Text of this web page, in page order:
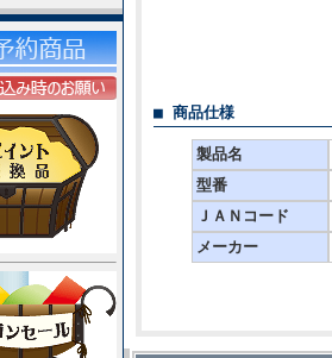
■ 商品仕様
製品名
型番
ＪＡＮコード
メーカー